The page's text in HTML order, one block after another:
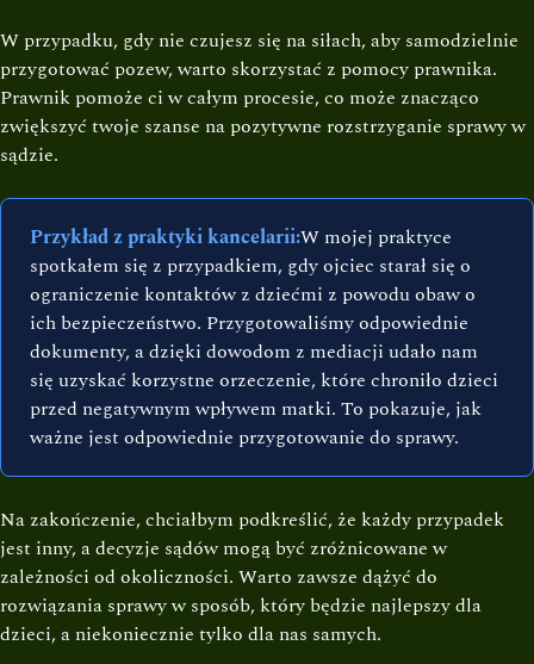
W przypadku, gdy nie czujesz się na siłach, aby samodzielnie
przygotować pozew, warto skorzystać z pomocy prawnika.
Prawnik pomoże ci w całym procesie, co może znacząco
zwiększyć twoje szanse na pozytywne rozstrzyganie sprawy w
sądzie.
Przykład z praktyki kancelarii:W mojej praktyce
spotkałem się z przypadkiem, gdy ojciec starał się o
ograniczenie kontaktów z dziećmi z powodu obaw o
ich bezpieczeństwo. Przygotowaliśmy odpowiednie
dokumenty, a dzięki dowodom z mediacji udało nam
się uzyskać korzystne orzeczenie, które chroniło dzieci
przed negatywnym wpływem matki. To pokazuje, jak
ważne jest odpowiednie przygotowanie do sprawy.
Na zakończenie, chciałbym podkreślić, że każdy przypadek
jest inny, a decyzje sądów mogą być zróżnicowane w
zależności od okoliczności. Warto zawsze dążyć do
rozwiązania sprawy w sposób, który będzie najlepszy dla
dzieci, a niekoniecznie tylko dla nas samych.